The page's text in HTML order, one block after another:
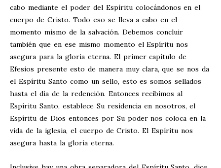
cabo mediante el poder del Espíritu colocándonos en el
cuerpo de Cristo. Todo eso se lleva a cabo en el
momento mismo de la salvación. Debemos concluir
también que en ese mismo momento el Espíritu nos
asegura para la gloria eterna. El primer capítulo de
Efesios presente esto de manera muy clara, que se nos da
el Espíritu Santo como un sello, esto es somos sellados
hasta el día de la redención. Entonces recibimos al
Espíritu Santo, establece Su residencia en nosotros, el
Espíritu de Dios entonces por Su poder nos coloca en la
vida de la iglesia, el cuerpo de Cristo. El Espíritu nos
asegura hasta la gloria eterna.